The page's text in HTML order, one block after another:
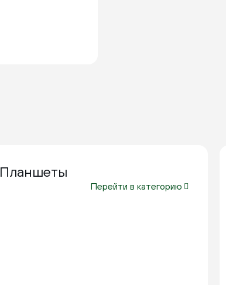
Планшеты
Перейти в категорию